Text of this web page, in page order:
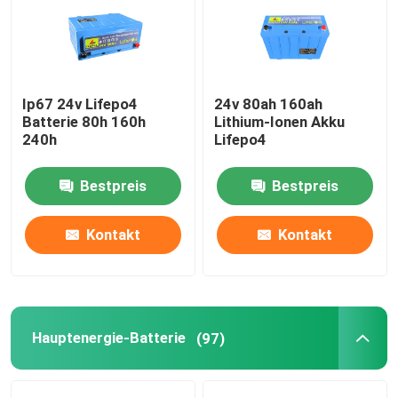
Über uns
Fabrik Tour
Qualitätskontrolle
Kontakt
Alle Fälle
Ip67 24v Lifepo4
Batterie 80h 160h
240h
Bestpreis
Kontakt
24v 80ah 160ah
Lithium-Ionen Akku
Lifepo4
Bestpreis
Kontakt
Hauptenergie-Batterie (97)